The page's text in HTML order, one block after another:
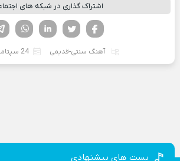
اشتراک گذاری در شبکه های
تویتر
فیسوک
آهنگ سنتی-قدیمی 24 سپتامبر 2023
پست های پیشنهادی